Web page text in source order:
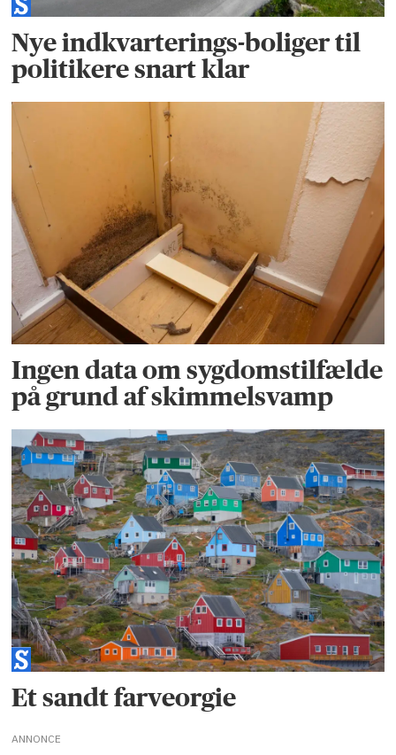
Nye indkvarterings-boliger til
politikere snart klar
Ingen data om sygdomstilfælde
på grund af skimmelsvamp
Et sandt farveorgie
ANNONCE